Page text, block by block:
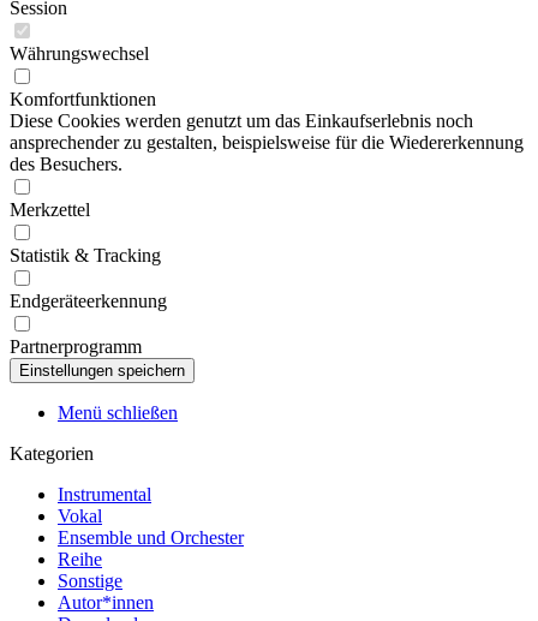
Session
Währungswechsel
Komfortfunktionen
Diese Cookies werden genutzt um das Einkaufserlebnis noch
ansprechender zu gestalten, beispielsweise für die Wiedererkennung
des Besuchers.
Merkzettel
Statistik & Tracking
Endgeräteerkennung
Partnerprogramm
Menü schließen
Kategorien
Instrumental
Vokal
Ensemble und Orchester
Reihe
Sonstige
Autor*innen